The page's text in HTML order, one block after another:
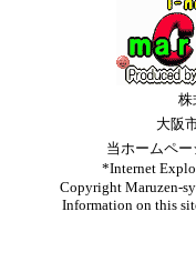
大阪
当ホームペ
*Internet
Copyright Maruzen-
Information on this